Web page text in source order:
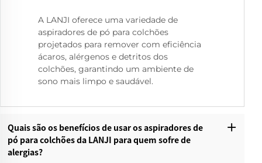
A LANJI oferece uma variedade de
aspiradores de pó para colchões
projetados para remover com eficiência
ácaros, alérgenos e detritos dos
colchões, garantindo um ambiente de
sono mais limpo e saudável.
Quais são os benefícios de usar os aspiradores de
pó para colchões da LANJI para quem sofre de
alergias?